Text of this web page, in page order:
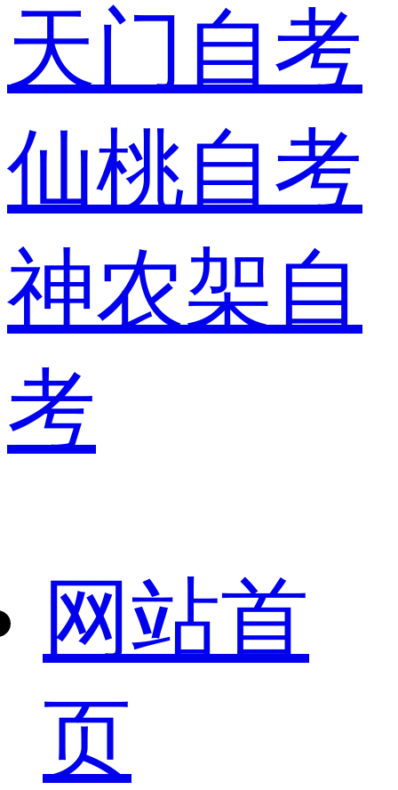
天门自考
仙桃自考
神农架自
考
网站首
页